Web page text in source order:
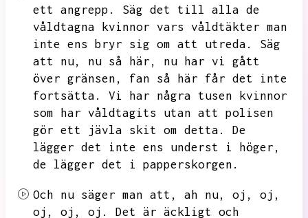
ett angrepp.
Säg det till alla de
våldtagna kvinnor vars våldtäkter man
inte ens bryr sig om att utreda.
Säg
att nu,
nu så här,
nu har vi gått
över gränsen,
fan så här får det inte
fortsätta.
Vi har några tusen kvinnor
som har våldtagits utan att polisen
gör ett jävla skit om detta.
De
lägger det inte ens underst i höger,
de lägger det i papperskorgen.
Och nu säger man att, ah nu, oj,
oj,
oj,
oj, oj.
Det är äckligt och